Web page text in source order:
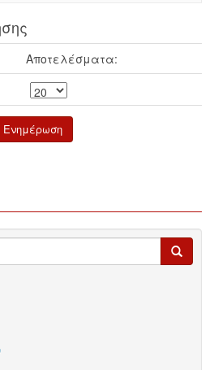
Αποτελέσματα: